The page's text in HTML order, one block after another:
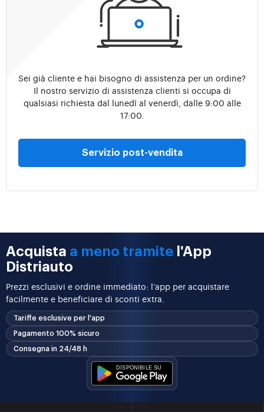
Sei già cliente e hai bisogno di assistenza per un ordine?
Il nostro servizio di assistenza clienti si occupa di
qualsiasi richiesta dal lunedì al venerdì, dalle 9:00 alle
17:00.
Servizio post-vendita
Acquista a meno tramite l'App
Distriauto
Prezzi esclusivi e ordine immediato: l’app per acquistare
facilmente e beneficiare di sconti extra.
Tariffe esclusive per l'app
Pagamento 100% sicuro
Consegna in 24/48 h